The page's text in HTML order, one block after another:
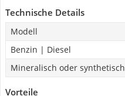
Technische Details
Modell
Benzin | Diesel
Mineralisch oder synthetisch
Vorteile